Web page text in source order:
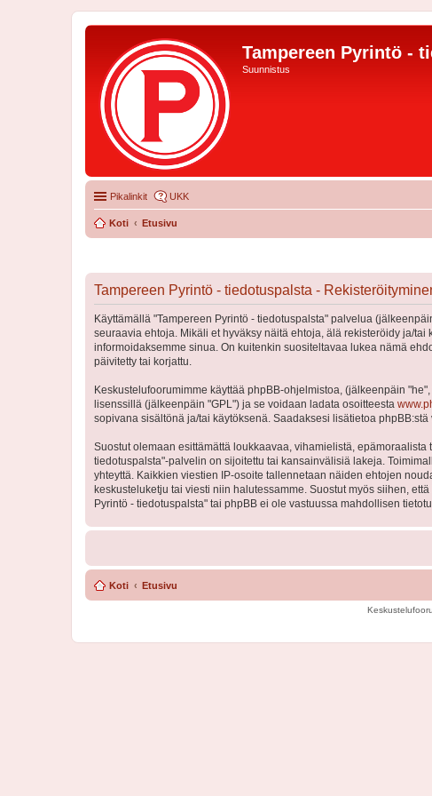
Tampereen Pyrintö -
Suunnistus
Pikalinkit UKK
Koti Etusivu
Tampereen Pyrintö - tiedotuspalsta -
Käyttämällä "Tampereen Pyrintö - tiedotuspalsta" palvelua
seuraavia ehtoja. Mikäli et hyväksy näitä ehtoja, älä rekisteröidy ja/
informoidaksemme sinua. On kuitenkin suositeltavaa lukea nämä
päivitetty tai korjattu.
Keskustelufoorumimme käyttää phpBB-ohjelmistoa, (jälkeenpäin
lisenssillä (jälkeenpäin "GPL") ja se voidaan ladata osoitteesta
sopivana sisältönä ja/tai käytöksenä. Saadaksesi lisätietoa
Suostut olemaan esittämättä loukkaavaa, vihamielistä,
tiedotuspalsta"-palvelin on sijoitettu tai kansainvälisiä lakeja.
yhteyttä. Kaikkien viestien IP-osoite tallennetaan näiden ehtojen
keskusteluketju tai viesti niin halutessamme. Suostut myös siihen,
Pyrintö - tiedotuspalsta" tai phpBB ei ole vastuussa mahdollisen
Koti Etusivu